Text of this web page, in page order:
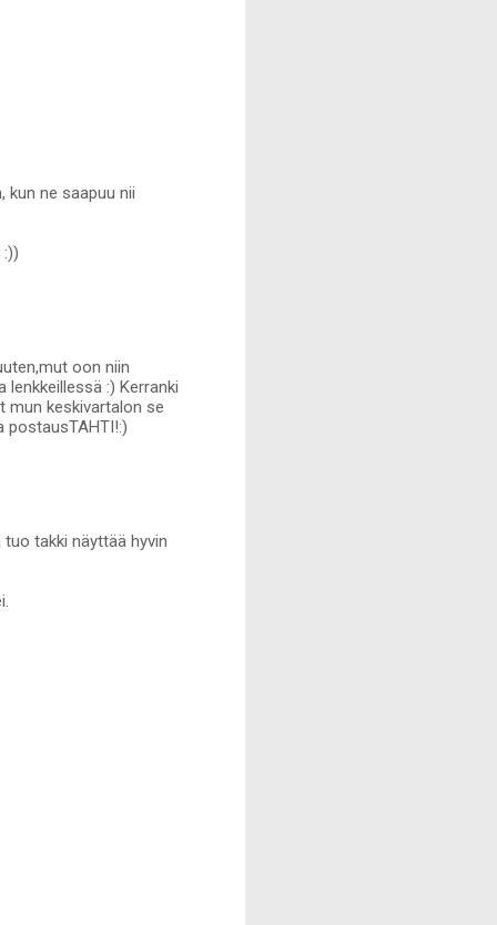
kun ne saapuu nii
oon niin
:) Kerranki
mun keskivartalon se
postausTAHTI!:)
takki näyttää hyvin